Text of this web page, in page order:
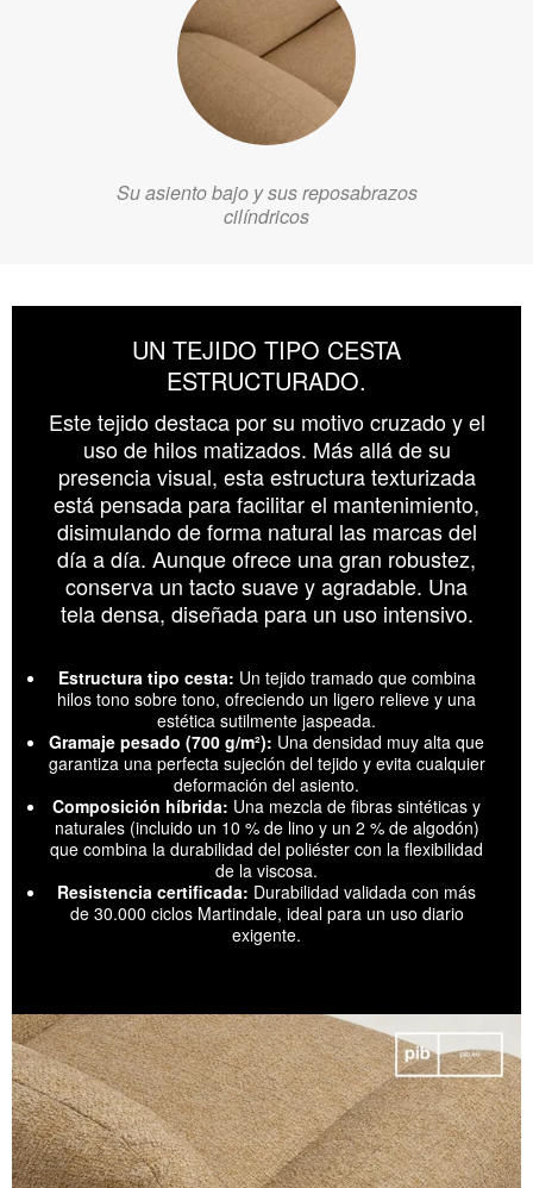
Su asiento bajo y sus reposabrazos
cilíndricos
UN TEJIDO TIPO CESTA
ESTRUCTURADO.
Este tejido destaca por su motivo cruzado y el
uso de hilos matizados. Más allá de su
presencia visual, esta estructura texturizada
está pensada para facilitar el mantenimiento,
disimulando de forma natural las marcas del
día a día. Aunque ofrece una gran robustez,
conserva un tacto suave y agradable. Una
tela densa, diseñada para un uso intensivo.
Estructura tipo cesta: Un tejido tramado que combina
hilos tono sobre tono, ofreciendo un ligero relieve y una
estética sutilmente jaspeada.
Gramaje pesado (700 g/m²): Una densidad muy alta que
garantiza una perfecta sujeción del tejido y evita cualquier
deformación del asiento.
Composición híbrida: Una mezcla de fibras sintéticas y
naturales (incluido un 10 % de lino y un 2 % de algodón)
que combina la durabilidad del poliéster con la flexibilidad
de la viscosa.
Resistencia certificada: Durabilidad validada con más
de 30.000 ciclos Martindale, ideal para un uso diario
exigente.